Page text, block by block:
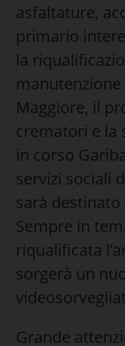
asfaltature,
primario
la
Maggiore, il
crematori e la
in corso
servizi sociali
sarà destinato
Sempre in
riqualificata
sorgerà un
Grande